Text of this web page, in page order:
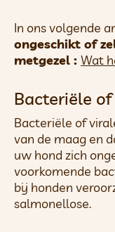
In ons volgende
ongeschikt of
metgezel : Wat
Bacteriële
Bacteriële of
van de maag en
uw hond zich
voorkomende
bij honden
salmonellose.